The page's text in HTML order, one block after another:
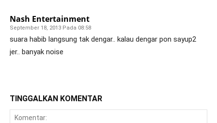
Nash Entertainment
September 18, 2013 Pada 08:58
suara habib langsung tak dengar.. kalau dengar pon sayup2
jer.. banyak noise
TINGGALKAN KOMENTAR